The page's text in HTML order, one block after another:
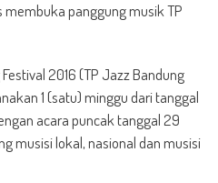
membuka panggung musik TP
2016 (TP Jazz Bandung
1 (satu) minggu dari tanggal
acara puncak tanggal 29
musisi lokal, nasional dan musisi